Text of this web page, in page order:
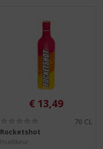
€ 13,49
70 CL
Rocketshot
Fruitlikeur